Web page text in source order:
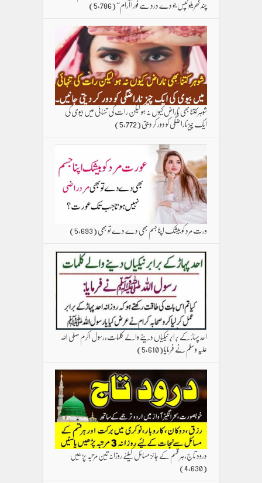
چند گھریلو ٹپس جو دے درد سے فوراً آرام“(5,786)
شوہر کتنا بھی ناراض کیوں نہ ہو لیکن رات کی تنہائی میں بیوی کی
ایک چیز ناراضگی کو دور کر دیتی(5,772)
ورت مرد کو بیشک اپنا جسم بھی دے دے تو بھی(5,693)
احد پہاڑ کے برابر نیکیاں دینے والے کلمات،رسول اکرم صلی اللہ
علیہ وسلم نے فرمایا(5,610)
درود تاج،ہر قسم کے جائز مسائل کیلئے روزانہ تین مرتبہ پڑھیں
(4,630)